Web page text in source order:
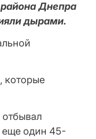
Днепра
дырами.
которые
еще один 45-